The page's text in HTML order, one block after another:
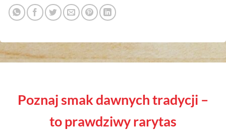
poznaj smak dawnych tradycji –
to prawdziwy rarytas